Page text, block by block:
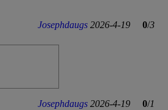
Josephdaugs 2026-4-19 0/3
Josephdaugs 2026-4-19 0/1